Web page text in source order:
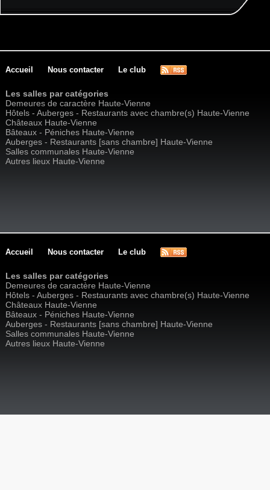
Accueil Nous contacter Le club
Les salles par catégories
Demeures de caractère Haute-Vienne
Hôtels - Auberges - Restaurants avec chambre(s) Haute-Vienne
Châteaux Haute-Vienne
Bâteaux - Péniches Haute-Vienne
Auberges - Restaurants [sans chambre] Haute-Vienne
Salles communales Haute-Vienne
Autres lieux Haute-Vienne
Accueil Nous contacter Le club
Les salles par catégories
Demeures de caractère Haute-Vienne
Hôtels - Auberges - Restaurants avec chambre(s) Haute-Vienne
Châteaux Haute-Vienne
Bâteaux - Péniches Haute-Vienne
Auberges - Restaurants [sans chambre] Haute-Vienne
Salles communales Haute-Vienne
Autres lieux Haute-Vienne